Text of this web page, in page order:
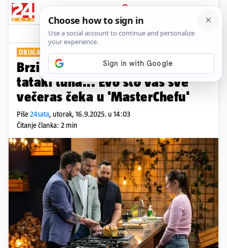
PRIJAVA
Show Komentari
DRUGA EPIZODA
Brzi burek, bakini bijeli žganci,
tataki tuna... Evo što vas sve
večeras čeka u 'MasterChefu'
Piše24sata, utorak, 16.9.2025. u 14:03
Čitanje članka: 2 min